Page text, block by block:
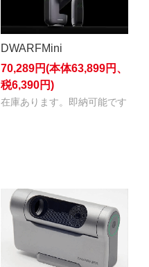
DWARFMini
70,289円(本体63,899円、
税6,390円)
在庫あります。即納可能です